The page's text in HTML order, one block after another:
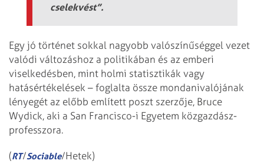
cselekvést”.
Egy jó történet sokkal nagyobb valószínűséggel vezet
valódi változáshoz a politikában és az emberi
viselkedésben, mint holmi statisztikák vagy
hatásértékelések – foglalta össze mondanivalójának
lényegét az előbb említett poszt szerzője, Bruce
Wydick, aki a San Francisco-i Egyetem közgazdász-
professzora.
(RT/Sociable/Hetek)